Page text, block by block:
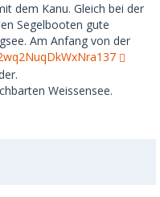
dem Kanu. Gleich bei der
Segelbooten gute
Am Anfang von der
Weissensee.